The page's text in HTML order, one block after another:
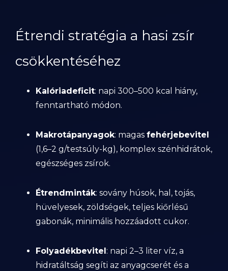
Étrendi stratégia a hasi zsír
csökkentéséhez
Kalóriadeficit: napi 300–500 kcal hiány,
fenntartható módon.
Makrotápanyagok: magas fehérjebevitel
(1,6–2 g/testsúly-kg), komplex szénhidrátok,
egészséges zsírok.
Étrendminták: sovány húsok, hal, tojás,
hüvelyesek, zöldségek, teljes kiőrlésű
gabonák, minimális hozzáadott cukor.
Folyadékbevitel: napi 2–3 liter víz, a
hidratáltság segíti az anyagcserét és a